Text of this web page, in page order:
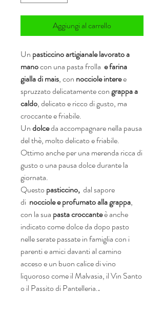
Aggiungi al carrello
Un pasticcino artigianalelavorato a
manocon una pasta frolla e farina
gialla di mais, con nocciole interee
spruzzato delicatamente congrappa a
caldo, delicato e ricco di gusto, ma
croccante e friabile.
Undolceda accompagnare nella pausa
del thè, molto delicato e friabile.
Ottimo anche per una merenda ricca di
gusto o una pausa dolce durante la
giornata.
Questo pasticcino, dal sapore
di nocciole e profumato alla grappa,
con la sua pasta croccanteè anche
indicato come dolce da dopo pasto
nelle serate passate in famiglia con i
parenti e amici davanti al camino
acceso e un buon calice di vino
liquoroso come il Malvasia, il Vin Santo
o il Passito di Pantelleria..